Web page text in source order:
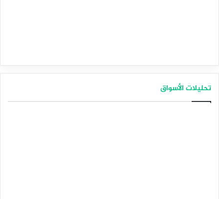
تحليلات الأسواق